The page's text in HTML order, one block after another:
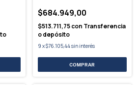
$684.949,00
$513.711,75con Transferencia
o depósito
9 x$76.105,44sin interés